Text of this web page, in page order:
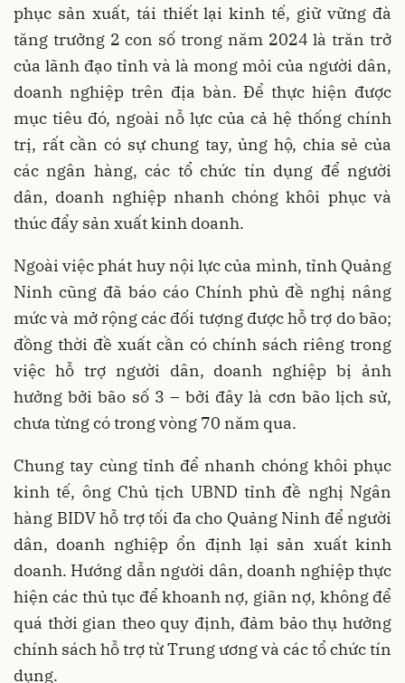
phục sản xuất, tái thiết lại kinh tế, giữ vững đà
tăng trưởng 2 con số trong năm 2024 là trăn trở
của lãnh đạo tỉnh và là mong mỏi của người dân,
doanh nghiệp trên địa bàn. Để thực hiện được
mục tiêu đó, ngoài nỗ lực của cả hệ thống chính
trị, rất cần có sự chung tay, ủng hộ, chia sẻ của
các ngân hàng, các tổ chức tín dụng để người
dân, doanh nghiệp nhanh chóng khôi phục và
thúc đẩy sản xuất kinh doanh.
Ngoài việc phát huy nội lực của mình, tỉnh Quảng
Ninh cũng đã báo cáo Chính phủ đề nghị nâng
mức và mở rộng các đối tượng được hỗ trợ do bão;
đồng thời đề xuất cần có chính sách riêng trong
việc hỗ trợ người dân, doanh nghiệp bị ảnh
hưởng bởi bão số 3 – bởi đây là cơn bão lịch sử,
chưa từng có trong vòng 70 năm qua.
Chung tay cùng tỉnh để nhanh chóng khôi phục
kinh tế, ông Chủ tịch UBND tỉnh đề nghị Ngân
hàng BIDV hỗ trợ tối đa cho Quảng Ninh để người
dân, doanh nghiệp ổn định lại sản xuất kinh
doanh. Hướng dẫn người dân, doanh nghiệp thực
hiện các thủ tục để khoanh nợ, giãn nợ, không để
quá thời gian theo quy định, đảm bảo thụ hưởng
chính sách hỗ trợ từ Trung ương và các tổ chức tín
dụng.